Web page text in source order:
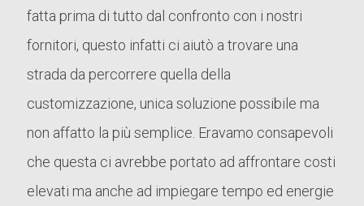
fatta prima di tutto dal confronto con i nostri
fornitori, questo infatti ci aiutò a trovare una
strada da percorrere quella della
customizzazione, unica soluzione possibile ma
non affatto la più semplice. Eravamo consapevoli
che questa ci avrebbe portato ad affrontare costi
elevati ma anche ad impiegare tempo ed energie